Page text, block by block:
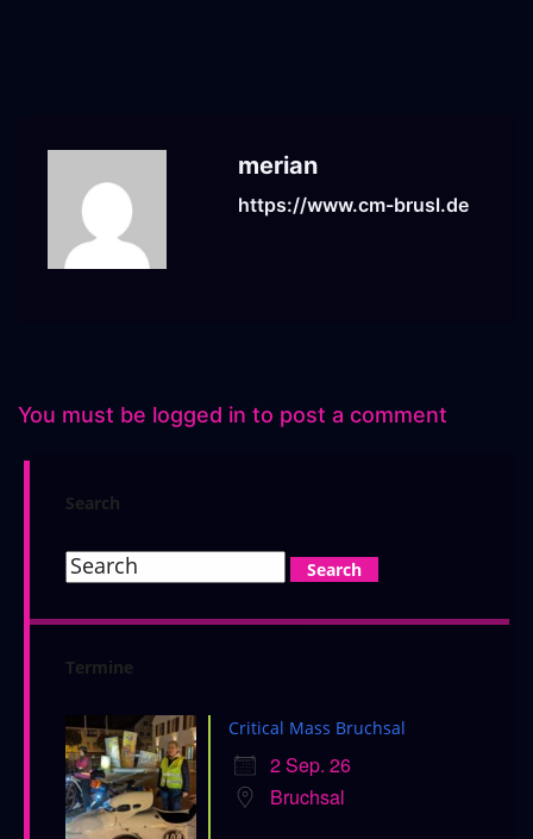
merian
https://www.cm-brusl.de
You must be logged in to post a comment
Search
Termine
Critical Mass Bruchsal
2 Sep. 26
Bruchsal